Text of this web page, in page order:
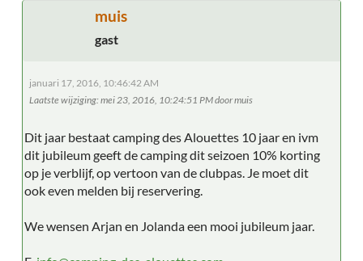
muis
gast
januari 17, 2016, 10:46:42 AM
Laatste wijziging: mei 23, 2016, 10:24:51 PM door muis
Dit jaar bestaat camping des Alouettes 10 jaar en ivm
dit jubileum geeft de camping dit seizoen 10% korting
op je verblijf, op vertoon van de clubpas. Je moet dit
ook even melden bij reservering.
We wensen Arjan en Jolanda een mooi jubileum jaar.